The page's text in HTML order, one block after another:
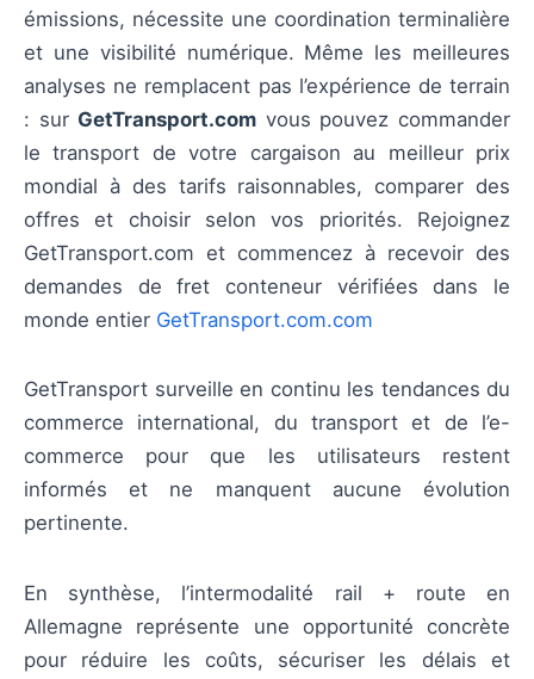
émissions, nécessite une coordination terminalière
et une visibilité numérique. Même les meilleures
analyses ne remplacent pas l’expérience de terrain
: sur GetTransport.com vous pouvez commander
le transport de votre cargaison au meilleur prix
mondial à des tarifs raisonnables, comparer des
offres et choisir selon vos priorités. Rejoignez
GetTransport.com et commencez à recevoir des
demandes de fret conteneur vérifiées dans le
monde entier GetTransport.com.com
GetTransport surveille en continu les tendances du
commerce international, du transport et de l’e-
commerce pour que les utilisateurs restent
informés et ne manquent aucune évolution
pertinente.
En synthèse, l’intermodalité rail + route en
Allemagne représente une opportunité concrète
pour réduire les coûts, sécuriser les délais et